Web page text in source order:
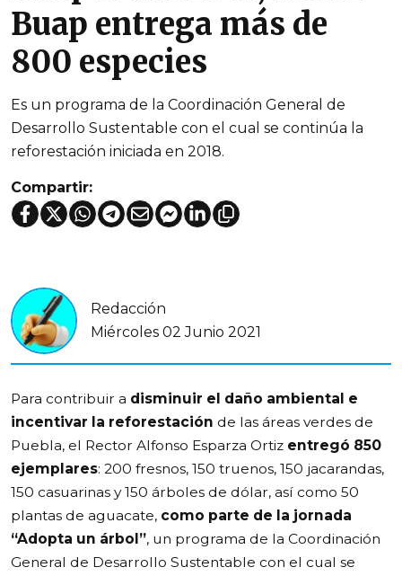
Buap entrega más de
800 especies
Es un programa de la Coordinación General de
Desarrollo Sustentable con el cual se continúa la
reforestación iniciada en 2018.
Compartir:
Redacción
Miércoles 02 Junio 2021
Para contribuir a disminuir el daño ambiental e
incentivar la reforestación de las áreas verdes de
Puebla, el Rector Alfonso Esparza Ortiz entregó 850
ejemplares: 200 fresnos, 150 truenos, 150 jacarandas,
150 casuarinas y 150 árboles de dólar, así como 50
plantas de aguacate, como parte de la jornada
“Adopta un árbol”, un programa de la Coordinación
General de Desarrollo Sustentable con el cual se